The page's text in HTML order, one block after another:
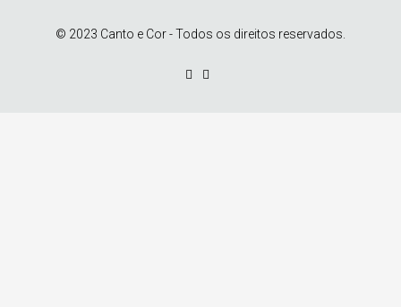
© 2023 Canto e Cor - Todos os direitos reservados.